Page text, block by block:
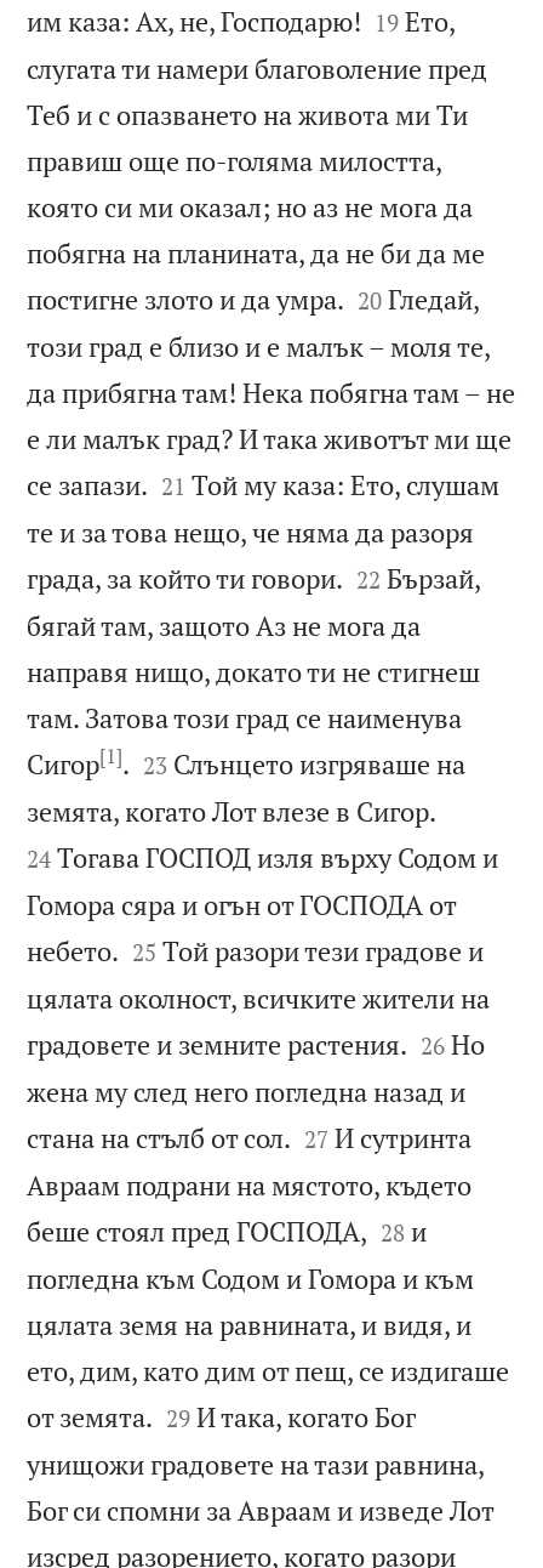
им каза: Ах, не, Господарю! 

19 Ето,
слугата ти намери благоволение пред
Теб и с опазването на живота ми Ти
правиш още по-голяма милостта,
която си ми оказал; но аз не мога да
побягна на планината, да не би да ме
постигне злото и да умра. 

20 Гледай,
този град е близо и е малък – моля те,
да прибягна там! Нека побягна там – не
е ли малък град? И така животът ми ще
се запази. 

21 Той му каза: Ето, слушам
те и за това нещо, че няма да разоря
града, за който ти говори. 

22 Бързай,
бягай там, защото Аз не мога да
направя нищо, докато ти не стигнеш
там. Затова този град се наименува
Сигор[1]. 

23 Слънцето изгряваше на
земята, когато Лот влезе в Сигор.
24 Тогава ГОСПОД изля върху Содом и
Гомора сяра и огън от ГОСПОДА от
небето. 

25 Той разори тези градове и
цялата околност, всичките жители на
градовете и земните растения. 

26 Но
жена му след него погледна назад и
стана на стълб от сол. 

27 И сутринта
Авраам подрани на мястото, където
беше стоял пред ГОСПОДА, 

28 и
погледна към Содом и Гомора и към
цялата земя на равнината, и видя, и
ето, дим, като дим от пещ, се издигаше
от земята. 

29 И така, когато Бог
унищожи градовете на тази равнина,
Бог си спомни за Авраам и изведе Лот
изсред разорението, когато разори